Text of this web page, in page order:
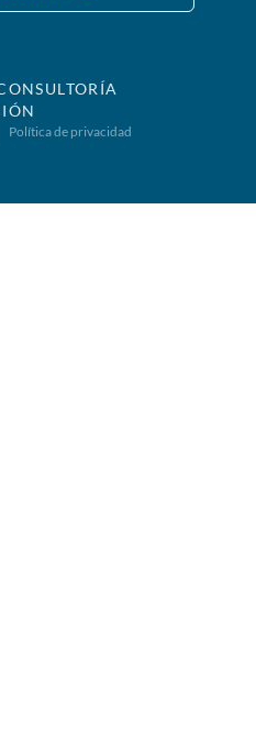
Política de privacidad